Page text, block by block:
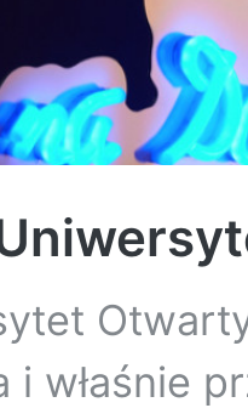
i właśnie